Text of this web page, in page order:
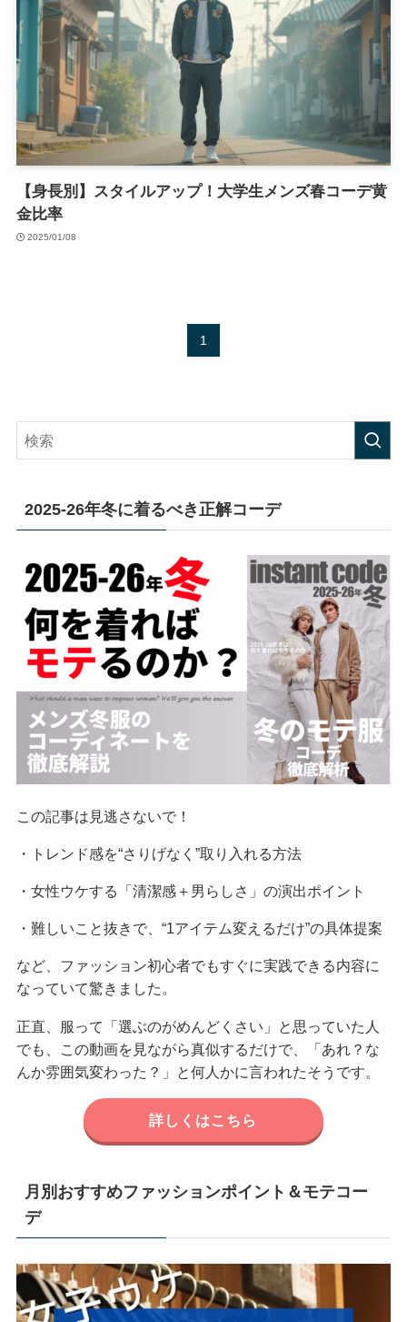
【身長別】スタイルアップ！大学生メンズ春コーデ黄
金比率
2025/01/08
1
2025-26年冬に着るべき正解コーデ
この記事は見逃さないで！
・トレンド感を“さりげなく”取り入れる方法
・女性ウケする「清潔感＋男らしさ」の演出ポイント
・難しいこと抜きで、“1アイテム変えるだけ”の具体提案
など、ファッション初心者でもすぐに実践できる内容に
なっていて驚きました。
正直、服って「選ぶのがめんどくさい」と思っていた人
でも、この動画を見ながら真似するだけで、「あれ？な
んか雰囲気変わった？」と何人かに言われたそうです。
詳しくはこちら
月別おすすめファッションポイント＆モテコー
デ